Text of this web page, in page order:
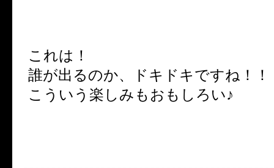
これは！
誰が出るのか、ドキドキですね！！
こういう楽しみもおもしろい♪